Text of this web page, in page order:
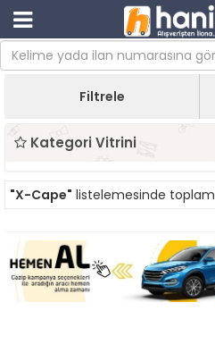
Filtrele
Kategori Vitrini
"X-Cape" listelemesinde toplam